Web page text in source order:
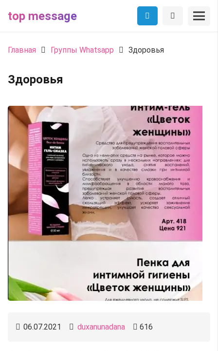
top message
Главная Группы Whatsapp Здоровья
Здоровья
06.07.2021 duxanunadana 616